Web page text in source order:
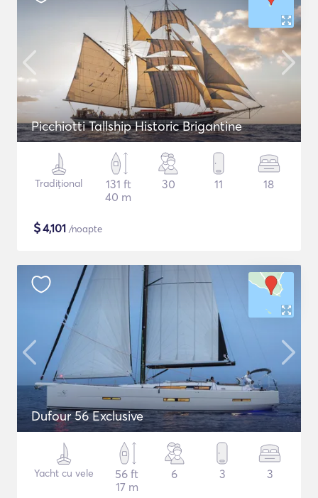
Picchiotti Tallship Historic Brigantine
Tradițional
131 ft
40 m
30 11 18
$4,101 /noapte
Dufour 56 Exclusive
Yacht cu vele
56 ft
17 m
6 3 3